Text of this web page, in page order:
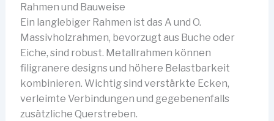
Rahmen und Bauweise
Ein langlebiger Rahmen ist das A und O.
Massivholzrahmen, bevorzugt aus Buche oder
Eiche, sind robust. Metallrahmen können
filigranere designs und höhere Belastbarkeit
kombinieren. Wichtig sind verstärkte Ecken,
verleimte Verbindungen und gegebenenfalls
zusätzliche Querstreben.